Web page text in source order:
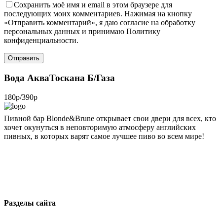
Сохранить моё имя и email в этом браузере для
последующих моих комментариев. Нажимая на кнопку
«Отправить комментарий», я даю согласие на обработку
персональных данных и принимаю Политику
конфиденциальности.
Вода АкваТоскана Б/Газа
180р/390р
Пивной бар Blonde&Brune открывает свои двери для всех, кто
хочет окунуться в неповторимую атмосферу английских
пивных, в которых варят самое лучшее пиво во всем мире!
Разделы сайта